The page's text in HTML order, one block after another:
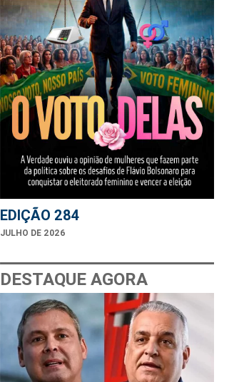
EDIÇÃO 284
JULHO DE 2026
DESTAQUE AGORA